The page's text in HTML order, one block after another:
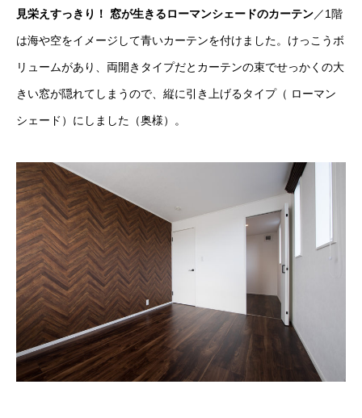
見栄えすっきり！ 窓が生きるローマンシェードのカーテン／1階
は海や空をイメージして青いカーテンを付けました。けっこうボ
リュームがあり、両開きタイプだとカーテンの束でせっかくの大
きい窓が隠れてしまうので、縦に引き上げるタイプ（ ローマン
シェード）にしました（奥様）。